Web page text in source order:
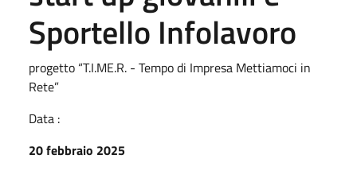
Sportello Infolavoro
progetto “T.I.ME.R. - Tempo di Impresa Mettiamoci in
Rete”
Data :
20 febbraio 2025